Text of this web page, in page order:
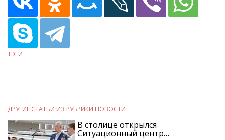
ТЭГИ
ДРУГИЕ СТАТЬИ ИЗ РУБРИКИ НОВОСТИ
В столице открылся
Ситуационный центр…